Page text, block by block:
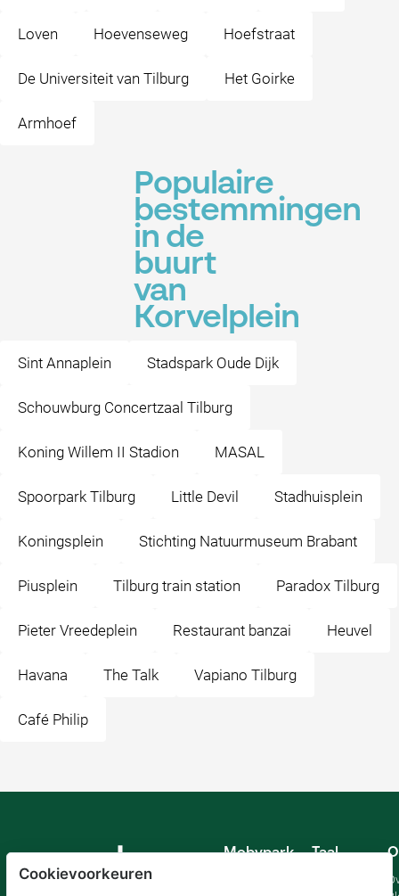
Loven Hoevenseweg Hoefstraat
De Universiteit van Tilburg Het Goirke
Armhoef
Populaire
bestemmingen
in de
buurt
van
Korvelplein
Sint Annaplein Stadspark Oude Dijk
Schouwburg Concertzaal Tilburg
Koning Willem II Stadion MASAL
Spoorpark Tilburg Little Devil Stadhuisplein
Koningsplein Stichting Natuurmuseum Brabant
Piusplein Tilburg train station Paradox Tilburg
Pieter Vreedeplein Restaurant banzai Heuvel
Havana The Talk Vapiano Tilburg
Café Philip
Mobypark
Taal
Cookievoorkeuren